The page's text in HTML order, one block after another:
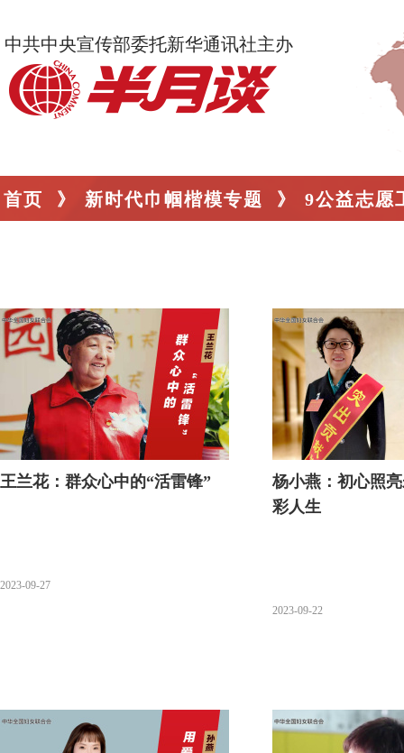
中共中央宣传部委托新华通讯社主办
首页 》 新时代巾帼楷模专题 》 9公益志愿
王兰花：群众心中的“活雷锋”
2023-09-27
杨小燕：初心照
彩人生
2023-09-22